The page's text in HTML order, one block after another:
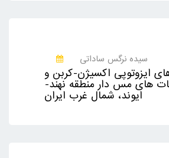
سیده نرگس ساداتی
ایزوتوپی اکسیژن-کربن و
های مس دار منطقه نهند-
ایوند، شمال غرب ایران